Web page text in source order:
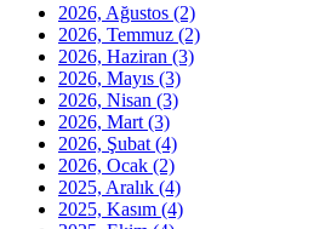
2026, Ağustos (2)
2026, Temmuz (2)
2026, Haziran (3)
2026, Mayıs (3)
2026, Nisan (3)
2026, Mart (3)
2026, Şubat (4)
2026, Ocak (2)
2025, Aralık (4)
2025, Kasım (4)